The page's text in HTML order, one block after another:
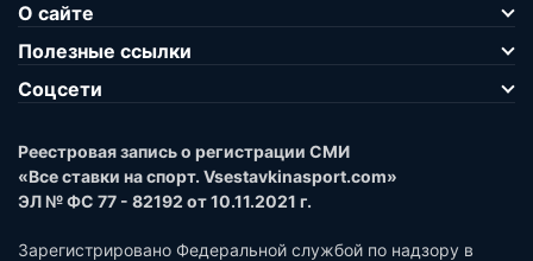
О сайте
Полезные ссылки
Соцсети
Реестровая запись о регистрации СМИ
«Все ставки на спорт. Vsestavkinasport.com»
ЭЛ № ФС 77 - 82192 от 10.11.2021 г.
Зарегистрировано Федеральной службой по надзору в